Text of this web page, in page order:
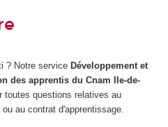
? Notre service Développement et
des apprentis du Cnam Ile-de-
questions relatives au
au contrat d'apprentissage.